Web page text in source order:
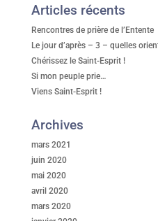
Articles récents
Rencontres de prière de l’Entente
Le jour d’après – 3 – quelles
Chérissez le Saint-Esprit !
Si mon peuple prie…
Viens Saint-Esprit !
Archives
mars 2021
juin 2020
mai 2020
avril 2020
mars 2020